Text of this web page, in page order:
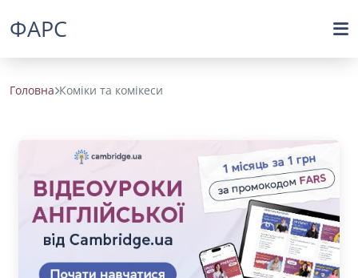
ФАРС
Головна Коміки та комікеси